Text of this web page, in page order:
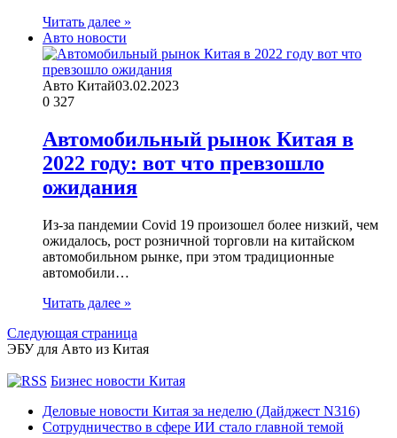
Читать далее »
Авто новости
Авто Китай03.02.2023
0 327
Автомобильный рынок Китая в
2022 году: вот что превзошло
ожидания
Из-за пандемии Covid 19 произошел более низкий, чем
ожидалось, рост розничной торговли на китайском
автомобильном рынке, при этом традиционные
автомобили…
Читать далее »
Следующая страница
ЭБУ для Авто из Китая
Бизнес новости Китая
Деловые новости Китая за неделю (Дайджест N316)
Сотрудничество в сфере ИИ стало главной темой